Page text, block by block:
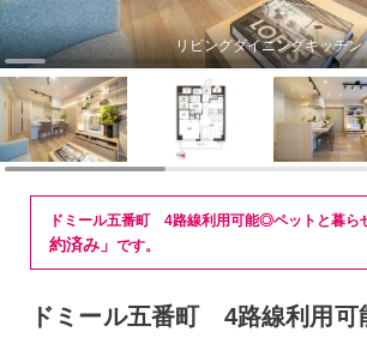
リビングダイニングキッチン
ドミール五番町 4路線利用可能◎ペットと暮ら
約済み」 です。
ドミール五番町 4路線利用